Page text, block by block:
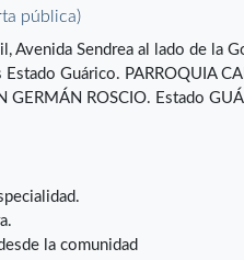
pública)
Avenida Sendrea al lado de la
Guárico. PARROQUIA
GERMÁN ROSCIO. Estado
la comunidad